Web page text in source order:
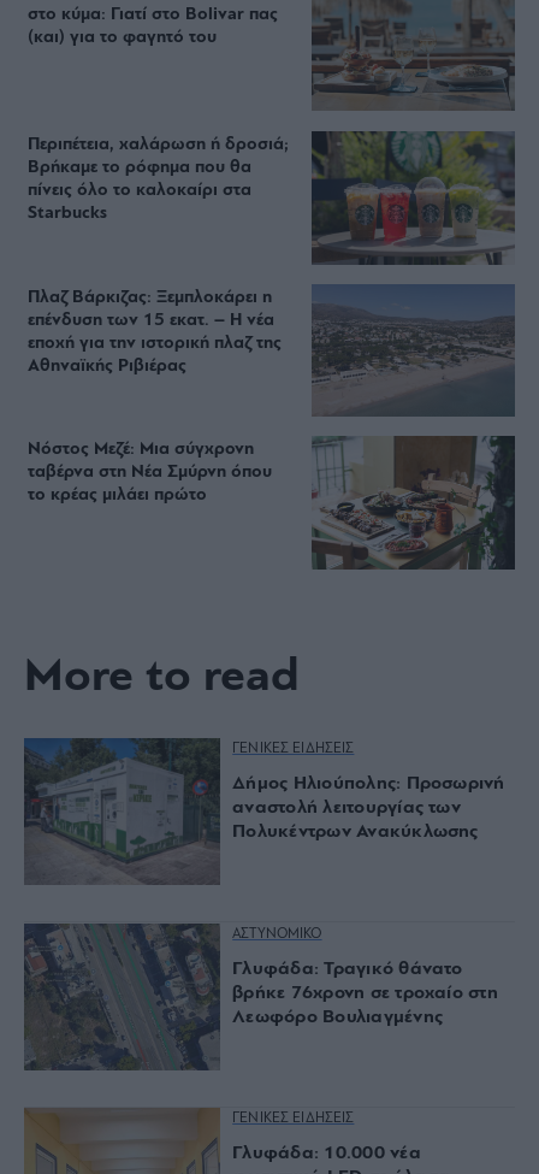
στο κύμα: Γιατί στο Bolivar πας
(και) για το φαγητό του
Περιπέτεια, χαλάρωση ή δροσιά;
Βρήκαμε το ρόφημα που θα
πίνεις όλο το καλοκαίρι στα
Starbucks
Πλαζ Βάρκιζας: Ξεμπλοκάρει η
επένδυση των 15 εκατ. – Η νέα
εποχή για την ιστορική πλαζ της
Αθηναϊκής Ριβιέρας
Νόστος Μεζέ: Μια σύγχρονη
ταβέρνα στη Νέα Σμύρνη όπου
το κρέας μιλάει πρώτο
More to read
ΓΕΝΙΚΕΣ ΕΙΔΗΣΕΙΣ
Δήμος Ηλιούπολης: Προσωρινή
αναστολή λειτουργίας των
Πολυκέντρων Ανακύκλωσης
ΑΣΤΥΝΟΜΙΚΟ
Γλυφάδα: Τραγικό θάνατο
βρήκε 76χρονη σε τροχαίο στη
Λεωφόρο Βουλιαγμένης
ΓΕΝΙΚΕΣ ΕΙΔΗΣΕΙΣ
Γλυφάδα: 10.000 νέα